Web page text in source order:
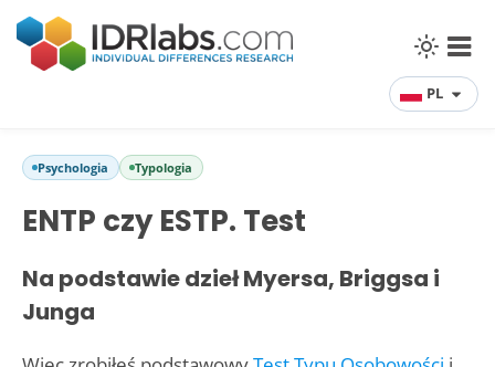
PL
Psychologia Typologia
ENTP czy ESTP. Test
Na podstawie dzieł Myersa, Briggsa i
Junga